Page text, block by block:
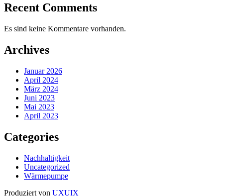
Recent Comments
Es sind keine Kommentare vorhanden.
Archives
Januar 2026
April 2024
März 2024
Juni 2023
Mai 2023
April 2023
Categories
Nachhaltigkeit
Uncategorized
Wärmepumpe
Produziert von UXUIX